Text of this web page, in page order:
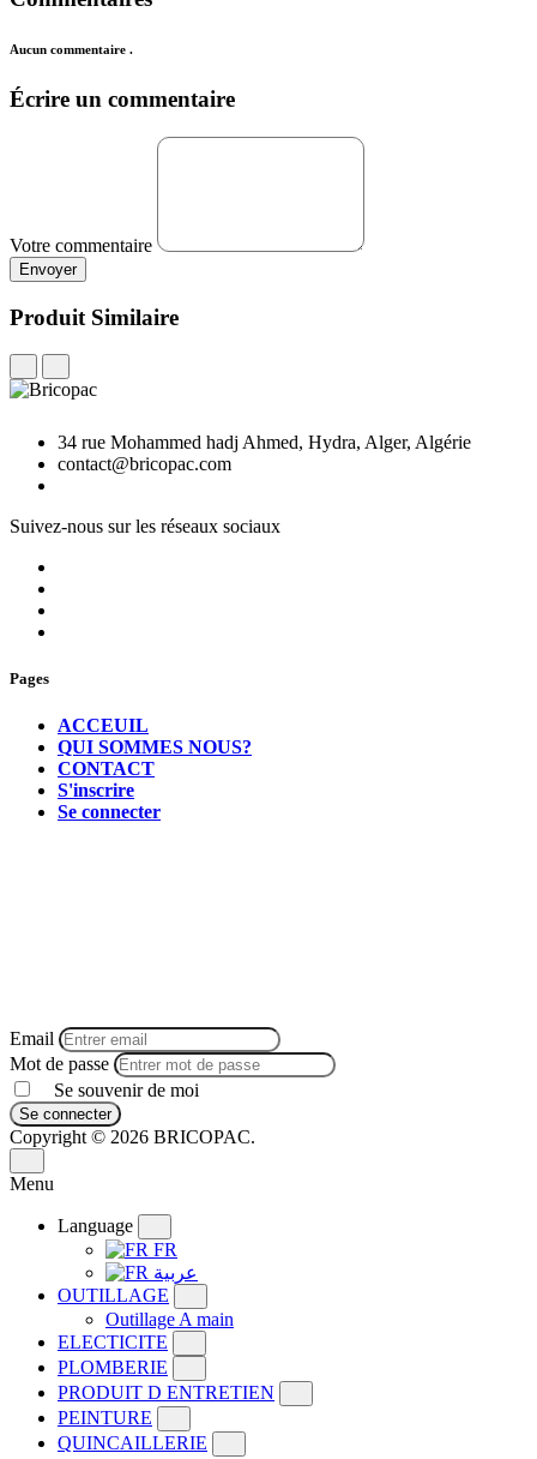
Aucun commentaire .
Écrire un commentaire
Votre commentaire
Envoyer
Produit Similaire
34 rue Mohammed hadj Ahmed, Hydra, Alger, Algérie
contact@bricopac.com
Suivez-nous sur les réseaux sociaux
Pages
ACCEUIL
QUI SOMMES NOUS?
CONTACT
S'inscrire
Se connecter
Email
Mot de passe
Se souvenir de moi
Se connecter
Copyright © 2026 BRICOPAC.
Menu
Language
FR
عربية
OUTILLAGE
Outillage A main
ELECTICITE
PLOMBERIE
PRODUIT D ENTRETIEN
PEINTURE
QUINCAILLERIE